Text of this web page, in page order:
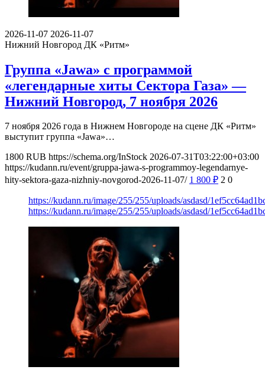
2026-11-07 2026-11-07
Нижний Новгород ДК «Ритм»
Группа «Jawa» с программой
«легендарные хиты Сектора Газа» —
Нижний Новгород, 7 ноября 2026
7 ноября 2026 года в Нижнем Новгороде на сцене ДК «Ритм»
выступит группа «Jawa»…
1800 RUB https://schema.org/InStock 2026-07-31T03:22:00+03:00
https://kudann.ru/event/gruppa-jawa-s-programmoy-legendarnye-
hity-sektora-gaza-nizhniy-novgorod-2026-11-07/ 1 800 ₽ 2 0
https://kudann.ru/image/255/255/uploads/asdasd/
https://kudann.ru/image/255/255/uploads/asdasd/